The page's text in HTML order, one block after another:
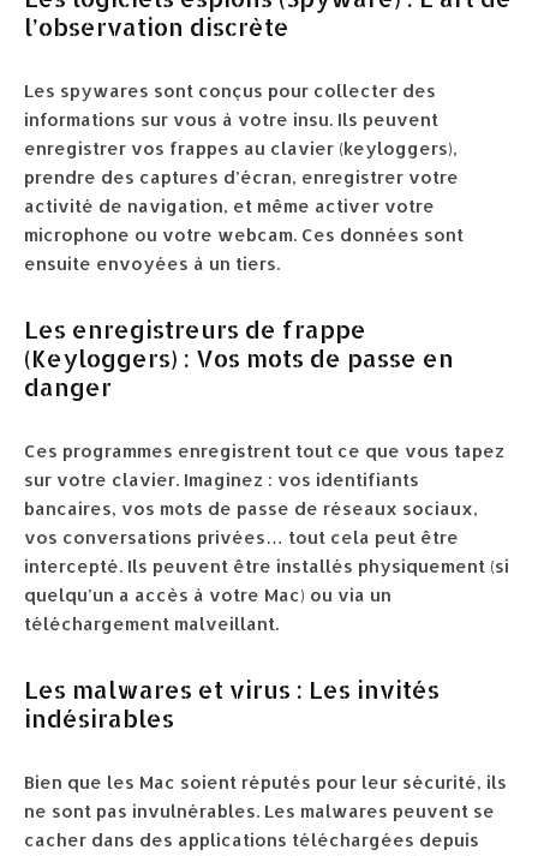
l’observation discrète
Les spywares sont conçus pour collecter des
informations sur vous à votre insu. Ils peuvent
enregistrer vos frappes au clavier (keyloggers),
prendre des captures d’écran, enregistrer votre
activité de navigation, et même activer votre
microphone ou votre webcam. Ces données sont
ensuite envoyées à un tiers.
Les enregistreurs de frappe
(Keyloggers) : Vos mots de passe en
danger
Ces programmes enregistrent tout ce que vous tapez
sur votre clavier. Imaginez : vos identifiants
bancaires, vos mots de passe de réseaux sociaux,
vos conversations privées… tout cela peut être
intercepté. Ils peuvent être installés physiquement (si
quelqu’un a accès à votre Mac) ou via un
téléchargement malveillant.
Les malwares et virus : Les invités
indésirables
Bien que les Mac soient réputés pour leur sécurité, ils
ne sont pas invulnérables. Les malwares peuvent se
cacher dans des applications téléchargées depuis